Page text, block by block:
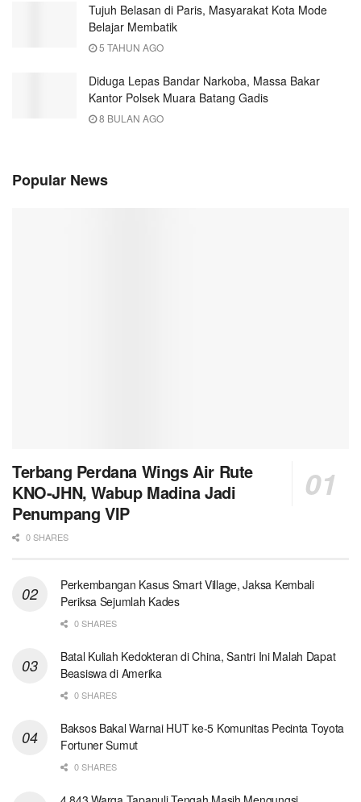
Tujuh Belasan di Paris, Masyarakat Kota Mode
Belajar Membatik
5 TAHUN AGO
Diduga Lepas Bandar Narkoba, Massa Bakar
Kantor Polsek Muara Batang Gadis
8 BULAN AGO
Popular News
Terbang Perdana Wings Air Rute
KNO-JHN, Wabup Madina Jadi
Penumpang VIP
0 SHARES
Perkembangan Kasus Smart Village, Jaksa Kembali
Periksa Sejumlah Kades
0 SHARES
Batal Kuliah Kedokteran di China, Santri Ini Malah Dapat
Beasiswa di Amerika
0 SHARES
Baksos Bakal Warnai HUT ke-5 Komunitas Pecinta Toyota
Fortuner Sumut
0 SHARES